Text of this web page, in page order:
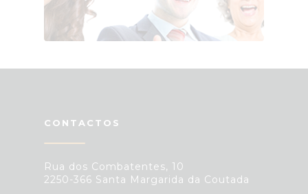
CONTACTOS
Rua dos Combatentes, 10
2250-366 Santa Margarida da Coutada